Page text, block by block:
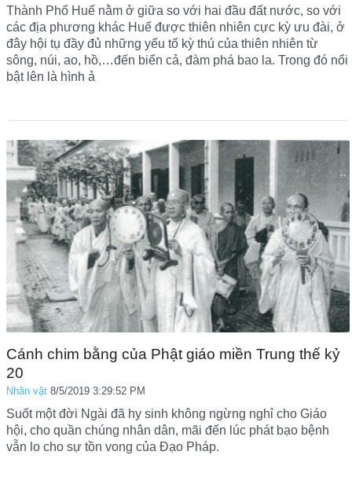
Thành Phố Huế nằm ở giữa so với hai đầu đất nước, so với
các địa phương khác Huế được thiên nhiên cực kỳ ưu đài, ở
đây hội tụ đầy đủ những yếu tố kỳ thú của thiên nhiên từ
sông, núi, ao, hồ,…đến biển cả, đàm phá bao la. Trong đó nổi
bật lên là hình ả
Cánh chim bằng của Phật giáo miền Trung thế kỷ
20
Nhân vật 8/5/2019 3:29:52 PM
Suốt một đời Ngài đã hy sinh không ngừng nghỉ cho Giáo
hội, cho quần chúng nhân dân, mãi đến lúc phát bạo bệnh
vẫn lo cho sự tồn vong của Đạo Pháp.